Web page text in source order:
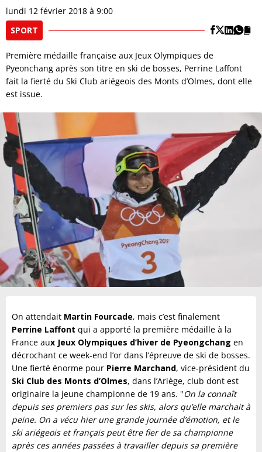
lundi 12 février 2018 à 9:00
SPORT
Première médaille française aux Jeux Olympiques de
Pyeonchang après son titre en ski de bosses, Perrine Laffont
fait la fierté du Ski Club ariégeois des Monts d’Olmes, dont elle
est issue.
On attendait Martin Fourcade, mais c’est finalement
Perrine Laffont qui a apporté la première médaille à la
France aux Jeux Olympiques d’hiver de Pyeongchang en
décrochant ce week-end l’or dans l’épreuve de ski de bosses.
Une fierté énorme pour Pierre Marchand, vice-président du
Ski Club des Monts d’Olmes, dans l’Ariège, club dont est
originaire la jeune championne de 19 ans. "On la connaît
depuis ses premiers pas sur les skis, alors qu’elle marchait à
peine. On a vécu hier une grande journée d’émotion, et le
ski ariégeois et français peut être fier de sa championne
après ces années passées à travailler depuis sa première